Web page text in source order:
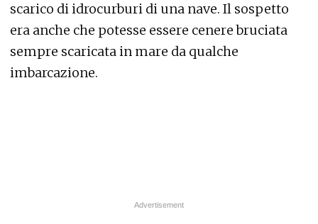
scarico di idrocurburi di una nave. Il sospetto
era anche che potesse essere cenere bruciata
sempre scaricata in mare da qualche
imbarcazione.